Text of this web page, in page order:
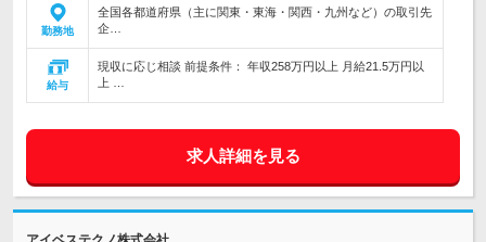
勤務地
全国各都道府県（主に関東・東海・関西・九州など）の取引先
企…
給与
現収に応じ相談 前提条件： 年収258万円以上 月給21.5万円以
上 …
求人詳細を見る